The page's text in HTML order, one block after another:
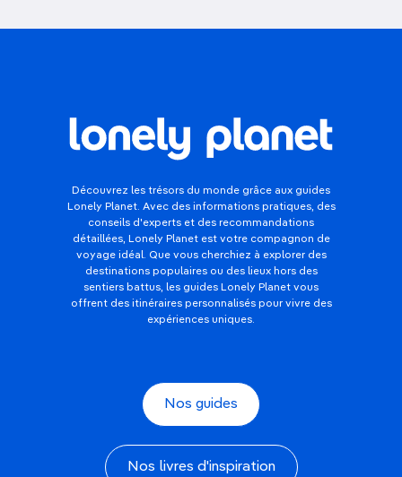
Découvrez les trésors du monde grâce aux guides
Lonely Planet. Avec des informations pratiques, des
conseils d'experts et des recommandations
détaillées, Lonely Planet est votre compagnon de
voyage idéal. Que vous cherchiez à explorer des
destinations populaires ou des lieux hors des
sentiers battus, les guides Lonely Planet vous
offrent des itinéraires personnalisés pour vivre des
expériences uniques.
Nos guides
Nos livres d'inspiration